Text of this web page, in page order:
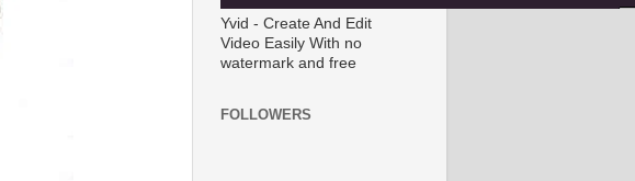
Yvid - Create And Edit
Video Easily With no
watermark and free
FOLLOWERS